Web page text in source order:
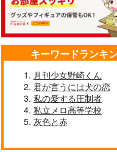
星屑とラブレター
抹茶ねこ
円（税込）
山田二郎×山田三郎
サンプル
色褪
空き
1,100
キーワードランキ
月刊少女野崎くん
君が言うには犬の恋
私の愛する圧制者
私立メロ高等学校
灰色と赤